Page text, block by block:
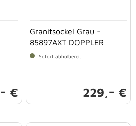
- €
Granitsockel Grau -
85897AXT DOPPLER
Sofort abholbereit
229,- €